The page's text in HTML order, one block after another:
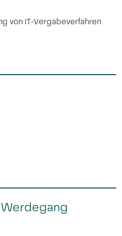
von IT-Vergabeverfahren